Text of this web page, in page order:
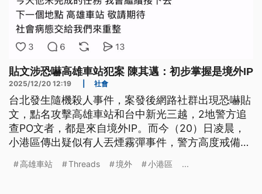
貼文涉恐嚇高雄車站犯案 陳其邁：初步掌握是境外IP
2025/12/20 12:19 社會
台北發生隨機殺人事件，案發後網路社群出現恐嚇貼
文，點名攻擊高雄車站和台中新光三越，2地警方追
查PO文者，都是來自境外IP。而今（20）日凌晨，
小港區傳出疑似有人丟煙霧彈事件，警方高度戒備，
帶回涉案人。
高雄車站 Threads 境外 小港區 ...